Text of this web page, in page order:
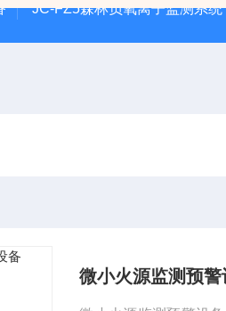
JC-FZ5森林负氧离子监测系统
微小火源监测预警